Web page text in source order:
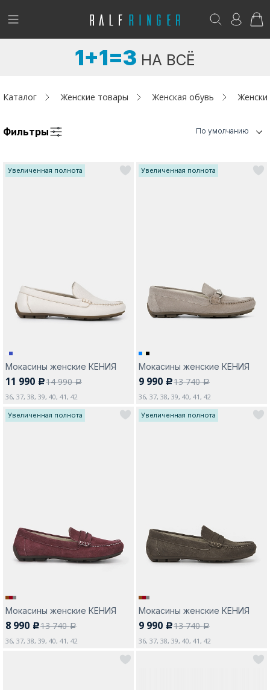
!
Женщинам
Да, все верно Изменить город
Возникли вопросы? - club@ralf.ru
1+1=3 НА ВСЁ
Каталог Женские товары Женская обувь
Фильтры По умолчанию
Увеличенная полнота
Мокасины женские КЕНИЯ
11 990 c14 990a
36, 37, 38, 39, 40, 41, 42
Увеличенная полнота
Мокасины женские КЕНИЯ
9 990 c13 740a
36, 37, 38, 39, 40, 41, 42
Увеличенная полнота
Мокасины женские КЕНИЯ
8 990 c13 740a
36, 37, 38, 39, 40, 41, 42
Увеличенная полнота
Мокасины женские КЕНИЯ
9 990 c13 740a
36, 37, 38, 39, 40, 41, 42